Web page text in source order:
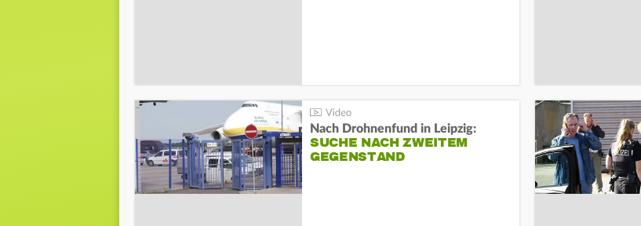
Nach Drohnenfund in Leipzig:
SUCHE NACH ZWEITEM
GEGENSTAND